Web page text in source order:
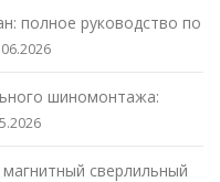
полное руководство по
шиномонтажа:
сверлильный